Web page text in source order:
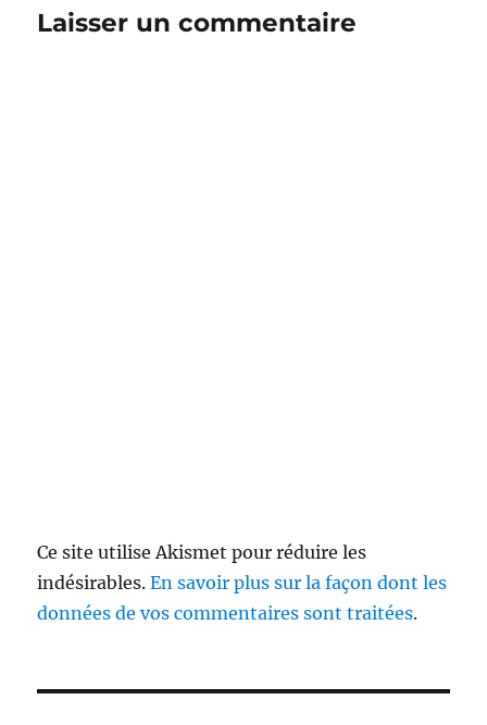
Laisser un commentaire
Ce site utilise Akismet pour réduire les
indésirables.En savoir plus sur la façon dont les
données de vos commentaires sont traitées.